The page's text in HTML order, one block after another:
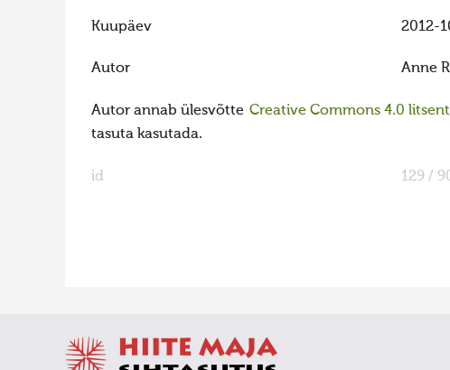
Kuupäev 2012-
Autor Anne
Autor annab ülesvõtte Creative Commons 4.0
tasuta kasutada.
id 129 /